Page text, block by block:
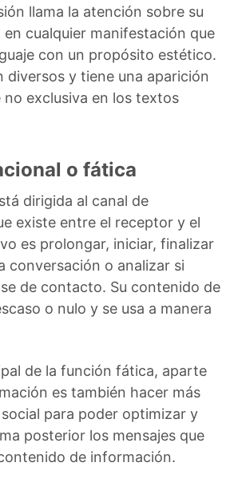
llama la atención sobre su
cualquier manifestación que
con un propósito estético.
diversos y tiene una aparición
no exclusiva en los textos
o fática
dirigida al canal de
existe entre el receptor y el
es prolongar, iniciar, finalizar
conversación o analizar si
de contacto. Su contenido de
o nulo y se usa a manera
de la función fática, aparte
es también hacer más
para poder optimizar y
posterior los mensajes que
de información.